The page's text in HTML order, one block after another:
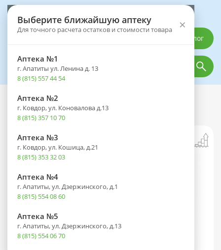
Выберите ближайшую аптеку
Для точного расчета остатков и стоимости товара ×
Аптека №1
г. Апатиты ул. Ленина д. 13
8 (815) 557 44 54
Аптека №2
г. Ковдор, ул. Коновалова д.13
8 (815) 357 10 70
Аптека №3
г. Ковдор, ул. Кошица, д.21
8 (815) 353 32 03
Аптека №4
г. Апатиты, ул. Дзержинского, д.1
8 (815) 554 08 60
Аптека №5
г. Апатиты, ул. Дзержинского, д.13
8 (815) 554 06 70
Каталог
Каталог Лекарственные препараты
Сотрет капс. 20мг №30